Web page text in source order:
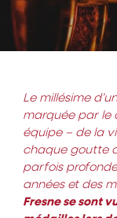
Le millésime
marquée par le
équipe – de la
chaque goutte
parfois
années et des
Fresne se sont